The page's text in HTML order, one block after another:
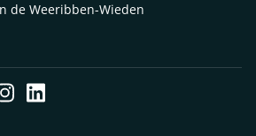
de Weeribben-Wieden